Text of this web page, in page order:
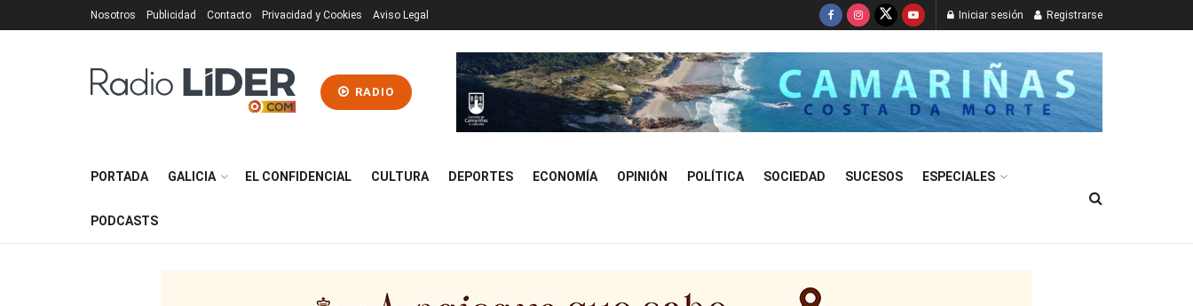
Nosotros Publicidad Contacto Privacidad y Cookies Aviso Legal Iniciar sesión Registrarse
RADIO
PORTADA GALICIA EL CONFIDENCIAL CULTURA DEPORTES ECONOMÍA OPINIÓN POLÍTICA SOCIEDAD SUCESOS ESPECIALES
PODCASTS